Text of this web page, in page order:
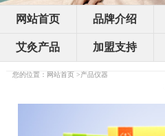
网站首页 品牌介绍
艾灸产品 加盟支持
您的位置： 网站首页>产品仪器